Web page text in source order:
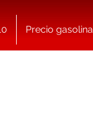
Precio gasolina